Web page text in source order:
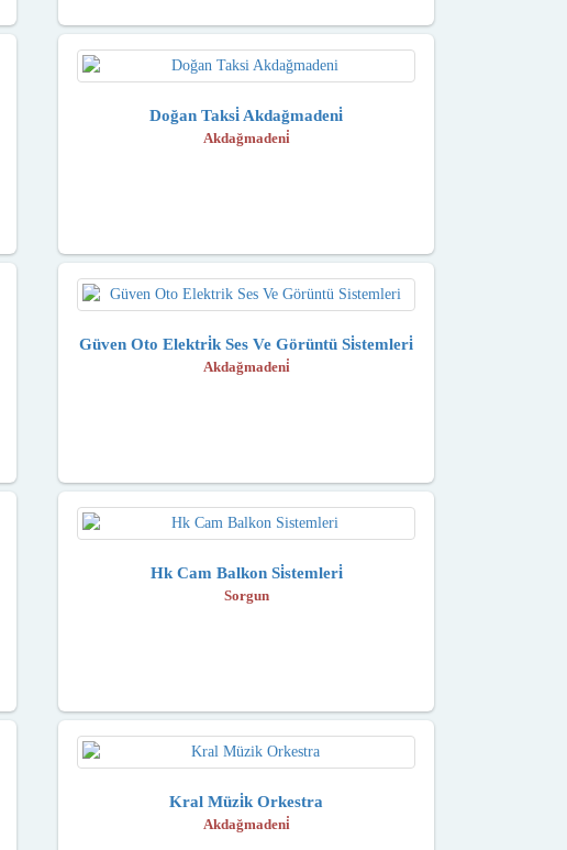
Doğan Taksi̇ Akdağmadeni̇
Akdağmadeni̇
Güven Oto Elektri̇k Ses Ve Görüntü Si̇stemleri̇
Akdağmadeni̇
Hk Cam Balkon Si̇stemleri̇
Sorgun
Kral Müzi̇k Orkestra
Akdağmadeni̇